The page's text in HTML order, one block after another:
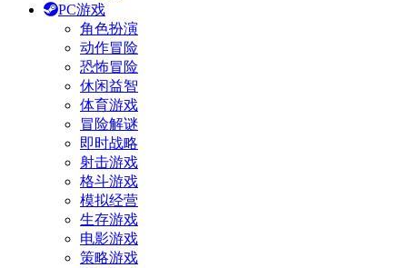
PC游戏
角色扮演
动作冒险
恐怖冒险
休闲益智
体育游戏
冒险解谜
即时战略
射击游戏
格斗游戏
模拟经营
生存游戏
电影游戏
策略游戏